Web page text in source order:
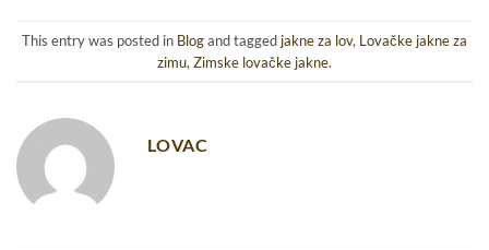
This entry was posted in Blogand tagged jakne za lov, Lovačke jakne za
zimu, Zimske lovačke jakne.
LOVAC